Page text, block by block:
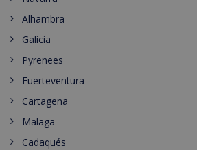
Alhambra
Galicia
Pyrenees
Fuerteventura
Cartagena
Malaga
Cadaqués